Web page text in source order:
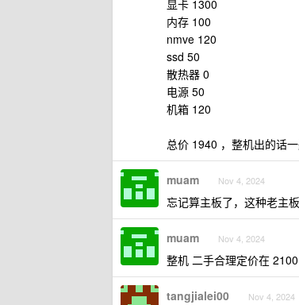
显卡 1300
内存 100
nmve 120
ssd 50
散热器 0
电源 50
机箱 120
总价 1940 ，整机出的话
muam Nov 4, 2024
忘记算主板了，这种老主
muam Nov 4, 2024
整机 二手合理定价在
tangjialei00 Nov 4, 2024